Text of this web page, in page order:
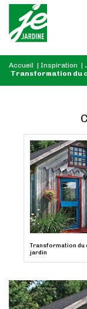
Accueil | Inspiration |
Transformation du
Transformation du
jardin